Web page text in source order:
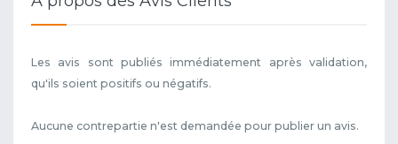
Les avis sont publiés immédiatement après validation,
qu'ils soient positifs ou négatifs.
Aucune contrepartie n'est demandée pour publier un avis.